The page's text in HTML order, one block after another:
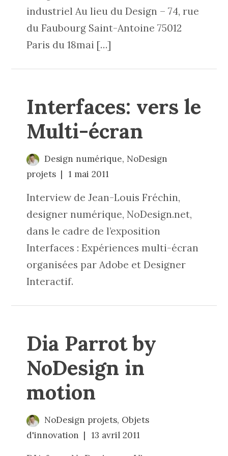
industriel Au lieu du Design – 74, rue
du Faubourg Saint-Antoine 75012
Paris du 18mai […]
Interfaces: vers le
Multi-écran
Design numérique, NoDesign
projets
1 mai 2011
Interview de Jean-Louis Fréchin,
designer numérique, NoDesign.net,
dans le cadre de l’exposition
Interfaces : Expériences multi-écran
organisées par Adobe et Designer
Interactif.
Dia Parrot by
NoDesign in
motion
NoDesign projets, Objets
d'innovation
13 avril 2011